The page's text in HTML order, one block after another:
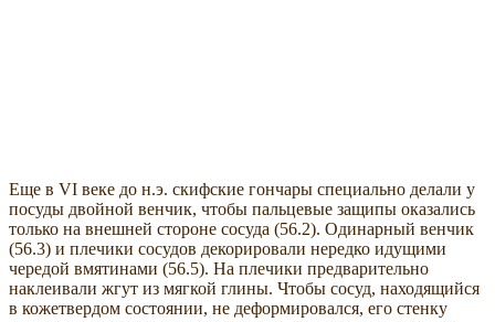
Еще в VI веке до н.э. скифские гончары специально делали у
посуды двойной венчик, чтобы пальцевые защипы оказались
только на внешней стороне сосуда (56.2). Одинарный венчик
(56.3) и плечики сосудов декорировали нередко идущими
чередой вмятинами (56.5). На плечики предварительно
наклеивали жгут из мягкой глины. Чтобы сосуд, находящийся
в кожетвердом состоянии, не деформировался, его стенку